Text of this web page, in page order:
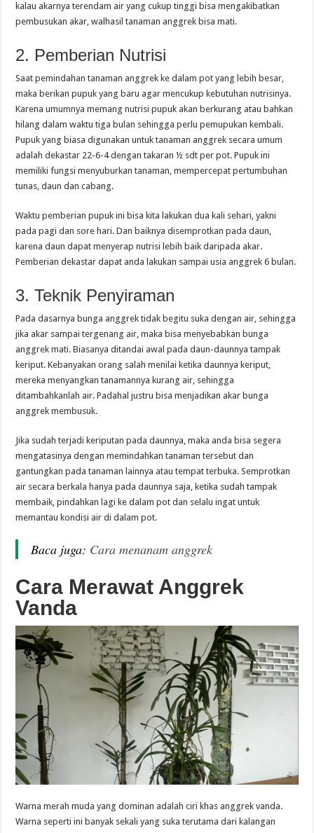
kalau akarnya terendam air yang cukup tinggi bisa mengakibatkan
pembusukan akar, walhasil tanaman anggrek bisa mati.
2. Pemberian Nutrisi
Saat pemindahan tanaman anggrek ke dalam pot yang lebih besar,
maka berikan pupuk yang baru agar mencukup kebutuhan nutrisinya.
Karena umumnya memang nutrisi pupuk akan berkurang atau bahkan
hilang dalam waktu tiga bulan sehingga perlu pemupukan kembali.
Pupuk yang biasa digunakan untuk tanaman anggrek secara umum
adalah dekastar 22-6-4 dengan takaran ½ sdt per pot. Pupuk ini
memiliki fungsi menyuburkan tanaman, mempercepat pertumbuhan
tunas, daun dan cabang.
Waktu pemberian pupuk ini bisa kita lakukan dua kali sehari, yakni
pada pagi dan sore hari. Dan baiknya disemprotkan pada daun,
karena daun dapat menyerap nutrisi lebih baik daripada akar.
Pemberian dekastar dapat anda lakukan sampai usia anggrek 6 bulan.
3. Teknik Penyiraman
Pada dasarnya bunga anggrek tidak begitu suka dengan air, sehingga
jika akar sampai tergenang air, maka bisa menyebabkan bunga
anggrek mati. Biasanya ditandai awal pada daun-daunnya tampak
keriput. Kebanyakan orang salah menilai ketika daunnya keriput,
mereka menyangkan tanamannya kurang air, sehingga
ditambahkanlah air. Padahal justru bisa menjadikan akar bunga
anggrek membusuk.
Jika sudah terjadi keriputan pada daunnya, maka anda bisa segera
mengatasinya dengan memindahkan tanaman tersebut dan
gantungkan pada tanaman lainnya atau tempat terbuka. Semprotkan
air secara berkala hanya pada daunnya saja, ketika sudah tampak
membaik, pindahkan lagi ke dalam pot dan selalu ingat untuk
memantau kondisi air di dalam pot.
Baca juga: Cara menanam anggrek
Cara Merawat Anggrek
Vanda
Warna merah muda yang dominan adalah ciri khas anggrek vanda.
Warna seperti ini banyak sekali yang suka terutama dari kalangan